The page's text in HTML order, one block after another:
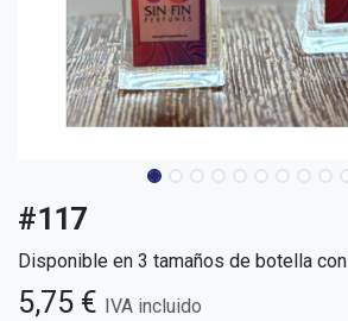
#117
Disponible en 3 tamaños de botella
5,75 € IVA incluido